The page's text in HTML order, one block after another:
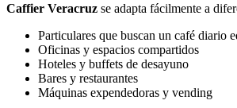
Caffier Veracruz se adapta fácilmente a
Particulares que buscan un café diario
Oficinas y espacios compartidos
Hoteles y buffets de desayuno
Bares y restaurantes
Máquinas expendedoras y vending